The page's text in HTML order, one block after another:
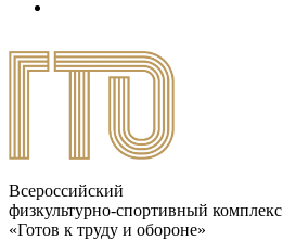
Всероссийский
физкультурно-спортивный комплекс
«Готов к труду и обороне»